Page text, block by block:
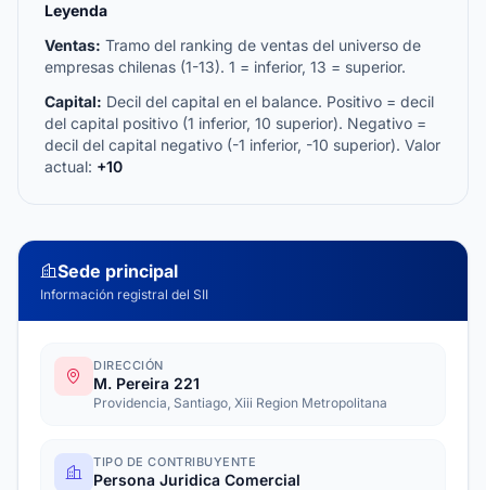
Leyenda
Ventas: Tramo del ranking de ventas del universo de
empresas chilenas (1-13). 1 = inferior, 13 = superior.
Capital: Decil del capital en el balance. Positivo = decil
del capital positivo (1 inferior, 10 superior). Negativo =
decil del capital negativo (-1 inferior, -10 superior). Valor
actual: +10
Sede principal
Información registral del SII
DIRECCIÓN
M. Pereira 221
Providencia, Santiago, Xiii Region Metropolitana
TIPO DE CONTRIBUYENTE
Persona Juridica Comercial